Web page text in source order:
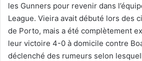
les Gunners pour revenir dans
League. Vieira avait débuté lors des
de Porto, mais a été complètement
leur victoire 4-0 à domicile contre
déclenché des rumeurs selon